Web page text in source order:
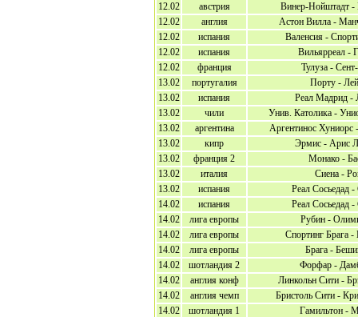
12.02
австрия
Винер-Нойштадт -
12.02
англия
Астон Вилла -
12.02
испания
Валенсия -
12.02
испания
Вильярреал -
12.02
франция
Тулуза -
13.02
португалия
Порту -
13.02
испания
Реал Мадрид -
13.02
чили
Унив. Католика -
13.02
аргентина
Аргентинос
13.02
кипр
Эрмис - Арис
13.02
франция 2
Монако -
13.02
италия
Сиена -
13.02
испания
Реал Сосьедад -
14.02
испания
Реал Сосьедад -
14.02
лига европы
Рубин -
14.02
лига европы
Спортинг Брага
14.02
лига европы
Брага -
14.02
шотландия 2
Форфар -
14.02
англия конф
Линкольн Сити -
14.02
англия чемп
Бристоль Сити -
14.02
шотландия 1
Гамильтон -